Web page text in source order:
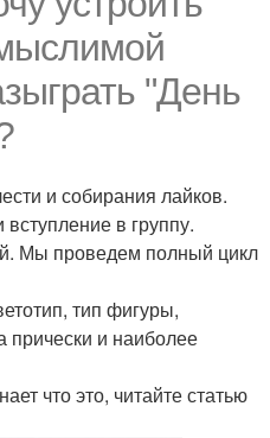
"День
и собирания лайков.
в группу.
Мы проведем полный цикл
тип фигуры,
и наиболее
что это, читайте статью